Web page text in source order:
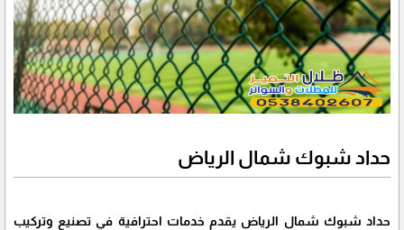
حداد شبوك شمال الرياض
حداد شبوك شمال الرياض يقدم خدمات احترافية في تصنيع وتركيب